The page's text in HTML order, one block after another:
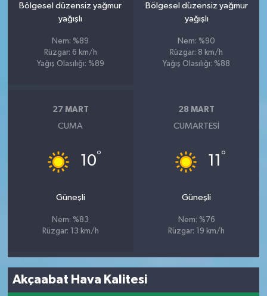
Bölgesel düzensiz yağmur
yağışlı
Nem: %89
Rüzgar: 6 km/h
Yağış Olasılığı: %89
Bölgesel düzensiz yağmur
yağışlı
Nem: %90
Rüzgar: 8 km/h
Yağış Olasılığı: %88
27 MART
CUMA
10°
Güneşli
Nem: %83
Rüzgar: 13 km/h
28 MART
CUMARTESI
11 °
Güneşli
Nem: %76
Rüzgar: 19 km/h
Akçaabat Hava Kalitesi